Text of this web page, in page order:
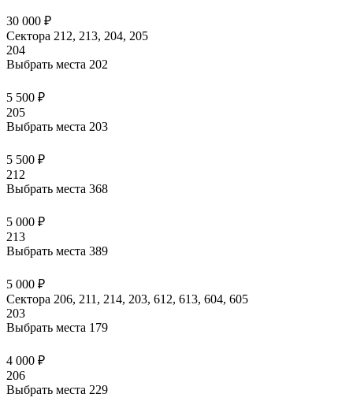
30 000 ₽
Сектора 212, 213, 204, 205
204
Выбрать места 202
5 500 ₽
205
Выбрать места 203
5 500 ₽
212
Выбрать места 368
5 000 ₽
213
Выбрать места 389
5 000 ₽
Сектора 206, 211, 214, 203, 612, 613, 604, 605
203
Выбрать места 179
4 000 ₽
206
Выбрать места 229